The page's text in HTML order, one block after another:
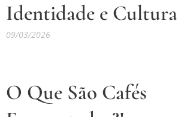
Identidade e Cultura
09/03/2026
O Que São Cafés